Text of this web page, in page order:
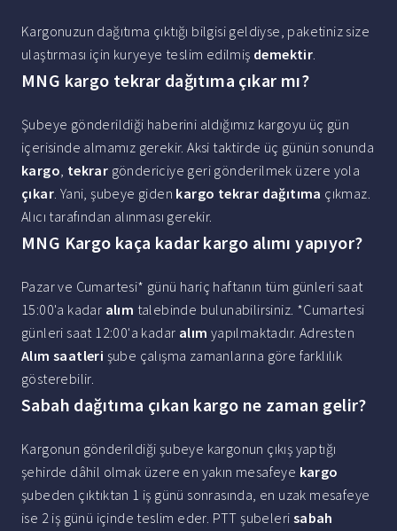
Kargonuzun dağıtıma çıktığı bilgisi geldiyse, paketiniz size
ulaştırması için kuryeye teslim edilmiş demektir.
MNG kargo tekrar dağıtıma çıkar mı?
Şubeye gönderildiği haberini aldığımız kargoyu üç gün
içerisinde almamız gerekir. Aksi taktirde üç günün sonunda
kargo, tekrar göndericiye geri gönderilmek üzere yola
çıkar. Yani, şubeye giden kargo tekrar dağıtıma çıkmaz.
Alıcı tarafından alınması gerekir.
MNG Kargo kaça kadar kargo alımı yapıyor?
Pazar ve Cumartesi* günü hariç haftanın tüm günleri saat
15:00'a kadar alım talebinde bulunabilirsiniz. *Cumartesi
günleri saat 12:00'a kadar alım yapılmaktadır. Adresten
Alım saatleri şube çalışma zamanlarına göre farklılık
gösterebilir.
Sabah dağıtıma çıkan kargo ne zaman gelir?
Kargonun gönderildiği şubeye kargonun çıkış yaptığı
şehirde dâhil olmak üzere en yakın mesafeye kargo
şubeden çıktıktan 1 iş günü sonrasında, en uzak mesafeye
ise 2 iş günü içinde teslim eder. PTT şubeleri sabah